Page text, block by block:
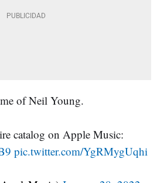
of Neil Young.
catalog on Apple Music:
pic.twitter.com/YgRMygUqhi